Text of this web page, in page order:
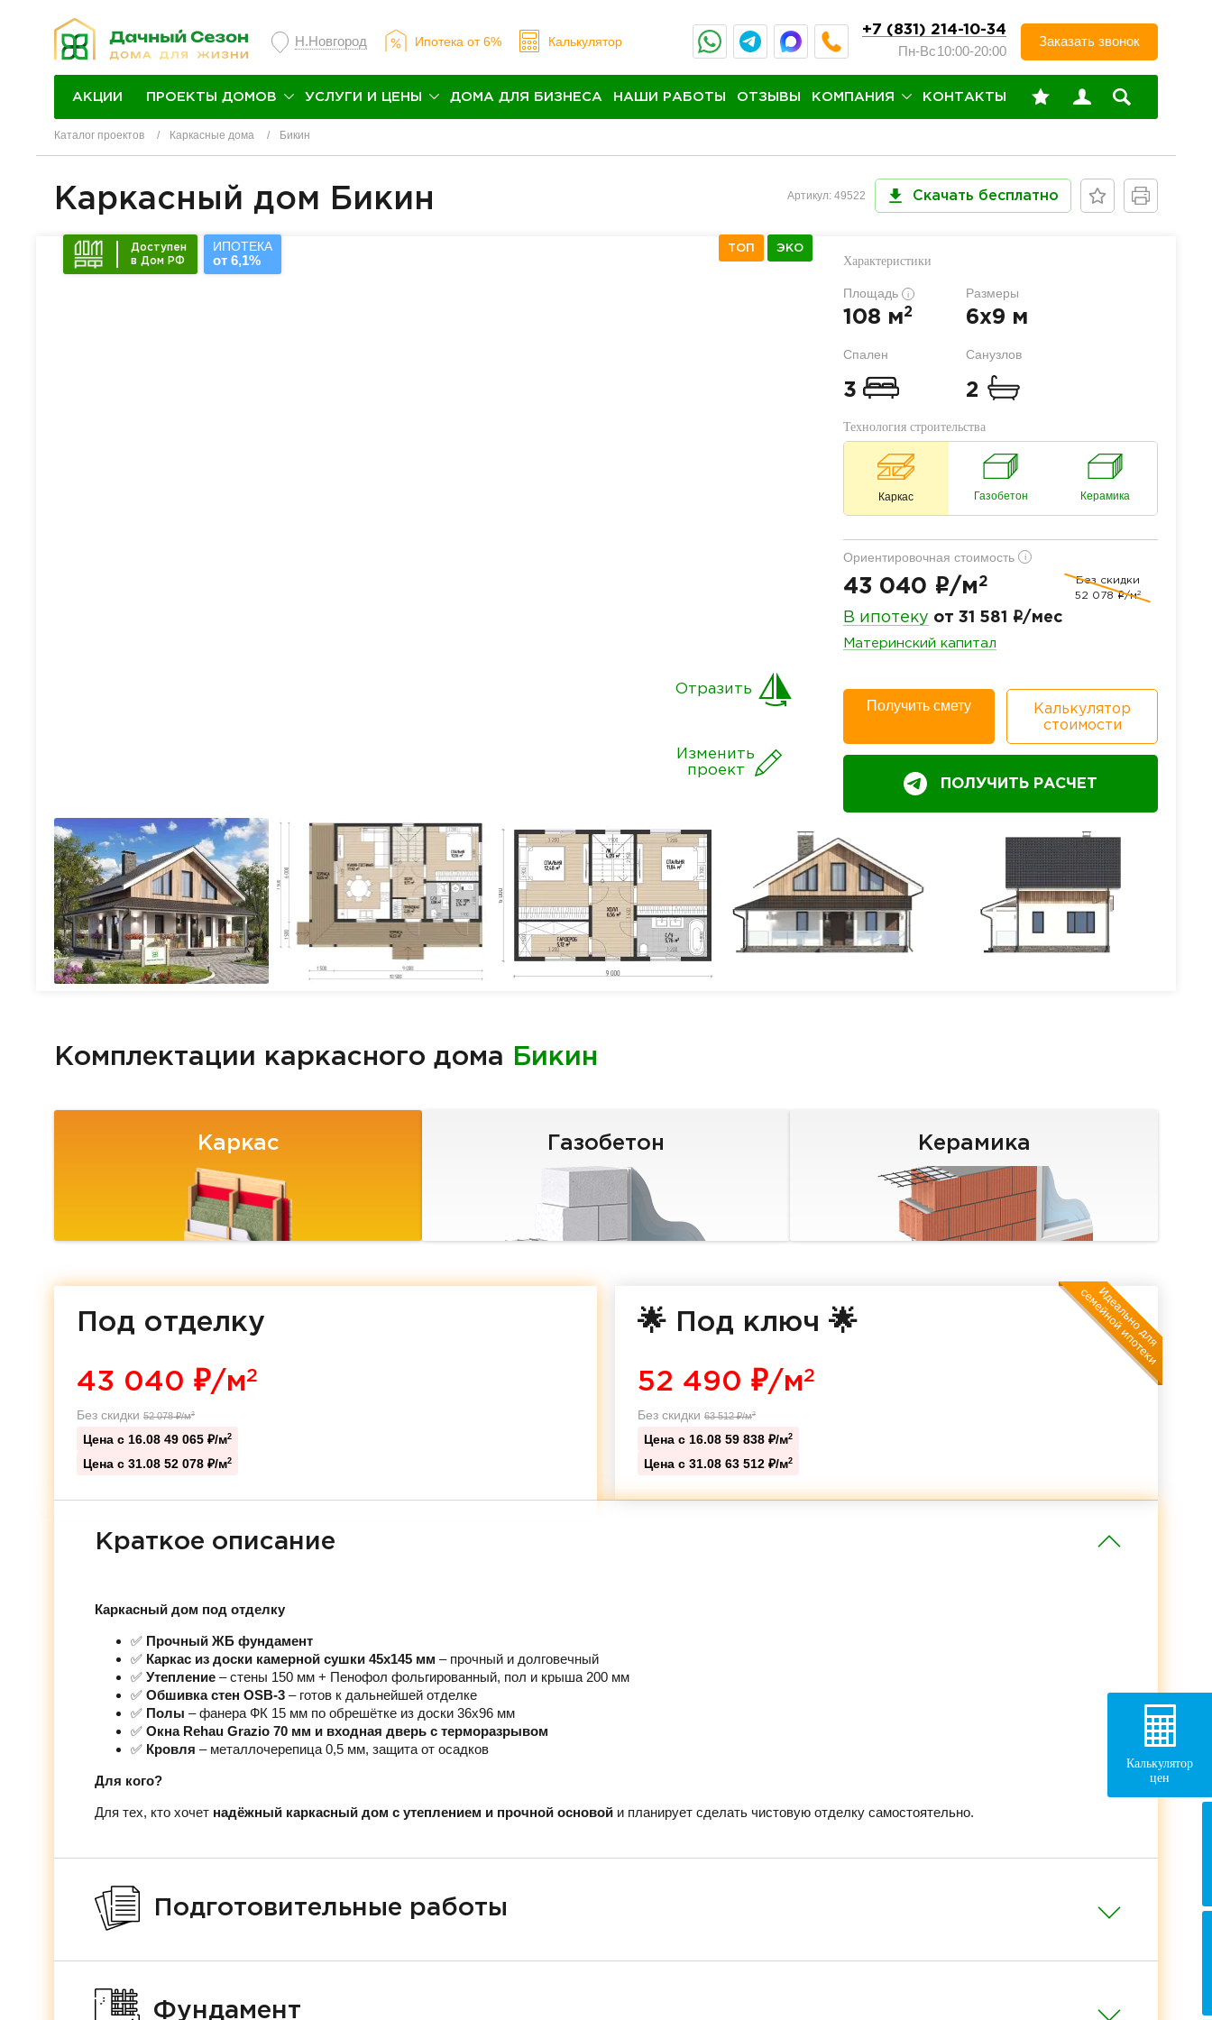
Н.Новгород Ипотека от 6% Калькулятор
+7 (831) 214-10-34
Пн-Вс10:00-20:00
Заказать звонок
АКЦИИ ПРОЕКТЫ ДОМОВ УСЛУГИ И ЦЕНЫ ДОМА ДЛЯ БИЗНЕСА НАШИ РАБОТЫ ОТЗЫВЫ КОМПАНИЯ КОНТАКТЫ
Каталог проектов Каркасные дома Бикин
Каркасный дом Бикин Артикул: 49522 Скачать бесплатно
Доступен
в Дом РФ
ИПОТЕКА
от 6,1%
ТОП ЭКО
Изменить
проект
Отразить
Характеристики
Площадь i
108 м2
Размеры
6x9 м
Спален
3
Санузлов
2
Технология строительства
Каркас Газобетон Керамика
Ориентировочная стоимость i
43 040 i/м 2
Без скидки
52 078 i/м2
В ипотеку от 31 581 i/мес
Материнский капитал
Получить смету
Калькулятор
стоимости
ПОЛУЧИТЬ РАСЧЕТ
Комплектации каркасного дома Бикин
Каркас Газобетон Керамика
Под отделку
43 040 ₽/м2
Без скидки 52 078₽/м2
Цена с 16.08 49 065 ₽/м2
Цена с 31.08 52 078 ₽/м2
🌟 Под ключ 🌟
52 490 ₽/м2
Без скидки 63 512₽/м2
Цена с 16.08 59 838 ₽/м2
Цена с 31.08 63 512 ₽/м2
Краткое описание
Каркасный дом под отделку
✅ Прочный ЖБ фундамент
✅ Каркас из доски камерной сушки 45х145 мм – прочный и долговечный
✅ Утепление – стены 150 мм + Пенофол фольгированный, пол и крыша 200 мм
✅ Обшивка стен OSB-3 – готов к дальнейшей отделке
✅ Полы – фанера ФК 15 мм по обрешётке из доски 36х96 мм
✅ Окна Rehau Grazio 70 мм и входная дверь с терморазрывом
✅ Кровля – металлочерепица 0,5 мм, защита от осадков
Для кого?
Для тех, кто хочет надёжный каркасный дом с утеплением и прочной основой и планирует сделать чистовую отделку самостоятельно.
Подготовительные работы
Фундамент
Калькулятор
цен